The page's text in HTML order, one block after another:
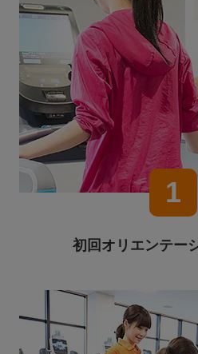
1
初回オリエンテー